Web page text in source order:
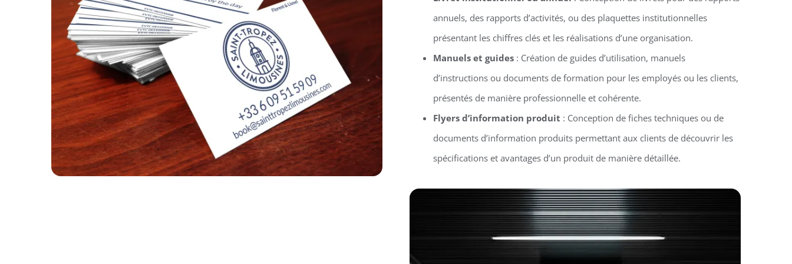
annuels, des rapports d’activités, ou des plaquettes institutionnelles
présentant les chiffres clés et les réalisations d’une organisation.
Manuels et guides : Création de guides d’utilisation, manuels
d’instructions ou documents de formation pour les employés ou les clients,
présentés de manière professionnelle et cohérente.
Flyers d’information produit : Conception de fiches techniques ou de
documents d’information produits permettant aux clients de découvrir les
spécifications et avantages d’un produit de manière détaillée.